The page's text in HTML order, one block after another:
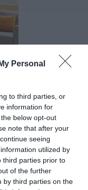
Personal
to third parties, or
information for
below opt-out
note that after your
seeing
utilized by
third parties prior to
of the further
by third parties on the